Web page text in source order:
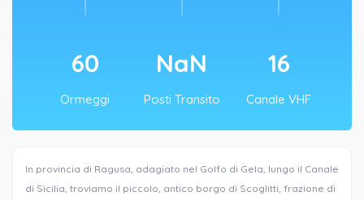
60
Ormeggi
NaN
Posti Transito
16
Canale VHF
In provincia di Ragusa, adagiato nel Golfo di Gela, lungo il Canale
di Sicilia, troviamo il piccolo, antico borgo di Scoglitti, frazione di